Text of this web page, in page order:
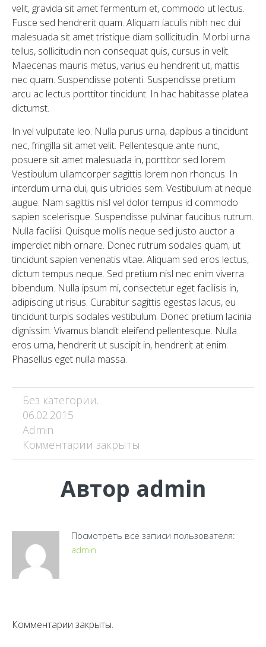
velit, gravida sit amet fermentum et, commodo ut lectus.
Fusce sed hendrerit quam. Aliquam iaculis nibh nec dui
malesuada sit amet tristique diam sollicitudin. Morbi urna
tellus, sollicitudin non consequat quis, cursus in velit.
Maecenas mauris metus, varius eu hendrerit ut, mattis
nec quam. Suspendisse potenti. Suspendisse pretium
arcu ac lectus porttitor tincidunt. In hac habitasse platea
dictumst.
In vel vulputate leo. Nulla purus urna, dapibus a tincidunt
nec, fringilla sit amet velit. Pellentesque ante nunc,
posuere sit amet malesuada in, porttitor sed lorem.
Vestibulum ullamcorper sagittis lorem non rhoncus. In
interdum urna dui, quis ultricies sem. Vestibulum at neque
augue. Nam sagittis nisl vel dolor tempus id commodo
sapien scelerisque. Suspendisse pulvinar faucibus rutrum.
Nulla facilisi. Quisque mollis neque sed justo auctor a
imperdiet nibh ornare. Donec rutrum sodales quam, ut
tincidunt sapien venenatis vitae. Aliquam sed eros lectus,
dictum tempus neque. Sed pretium nisl nec enim viverra
bibendum. Nulla ipsum mi, consectetur eget facilisis in,
adipiscing ut risus. Curabitur sagittis egestas lacus, eu
tincidunt turpis sodales vestibulum. Donec pretium lacinia
dignissim. Vivamus blandit eleifend pellentesque. Nulla
eros urna, hendrerit ut suscipit in, hendrerit at enim.
Phasellus eget nulla massa.
Без категории.
06.02.2015
Admin
Комментарии закрыты
Автор admin
Посмотреть все записи пользователя:
admin
Комментарии закрыты.